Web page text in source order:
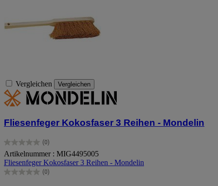
Vergleichen Vergleichen
Fliesenfeger Kokosfaser 3 Reihen - Mondelin
(0)
0.0
von
5
Sternen.
Artikelnummer : MIG4495005
Fliesenfeger Kokosfaser 3 Reihen - Mondelin
(0)
0.0